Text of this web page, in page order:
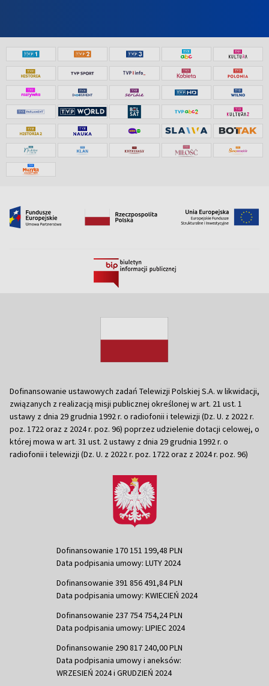
Dofinansowanie ustawowych zadań Telewizji Polskiej S.A. w likwidacji,
związanych z realizacją misji publicznej określonej w art. 21 ust. 1
ustawy z dnia 29 grudnia 1992 r. o radiofonii i telewizji (Dz. U. z 2022 r.
poz. 1722 oraz z 2024 r. poz. 96) poprzez udzielenie dotacji celowej, o
której mowa w art. 31 ust. 2 ustawy z dnia 29 grudnia 1992 r. o
radiofonii i telewizji (Dz. U. z 2022 r. poz. 1722 oraz z 2024 r. poz. 96)
Dofinansowanie 170 151 199,48 PLN
Data podpisania umowy: LUTY 2024
Dofinansowanie 391 856 491,84 PLN
Data podpisania umowy: KWIECIEŃ 2024
Dofinansowanie 237 754 754,24 PLN
Data podpisania umowy: LIPIEC 2024
Dofinansowanie 290 817 240,00 PLN
Data podpisania umowy i aneksów:
WRZESIEŃ 2024 i GRUDZIEŃ 2024